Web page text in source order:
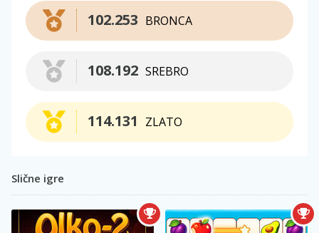
BRONCA
102.253
SREBRO
108.192
ZLATO
114.131
Slične igre